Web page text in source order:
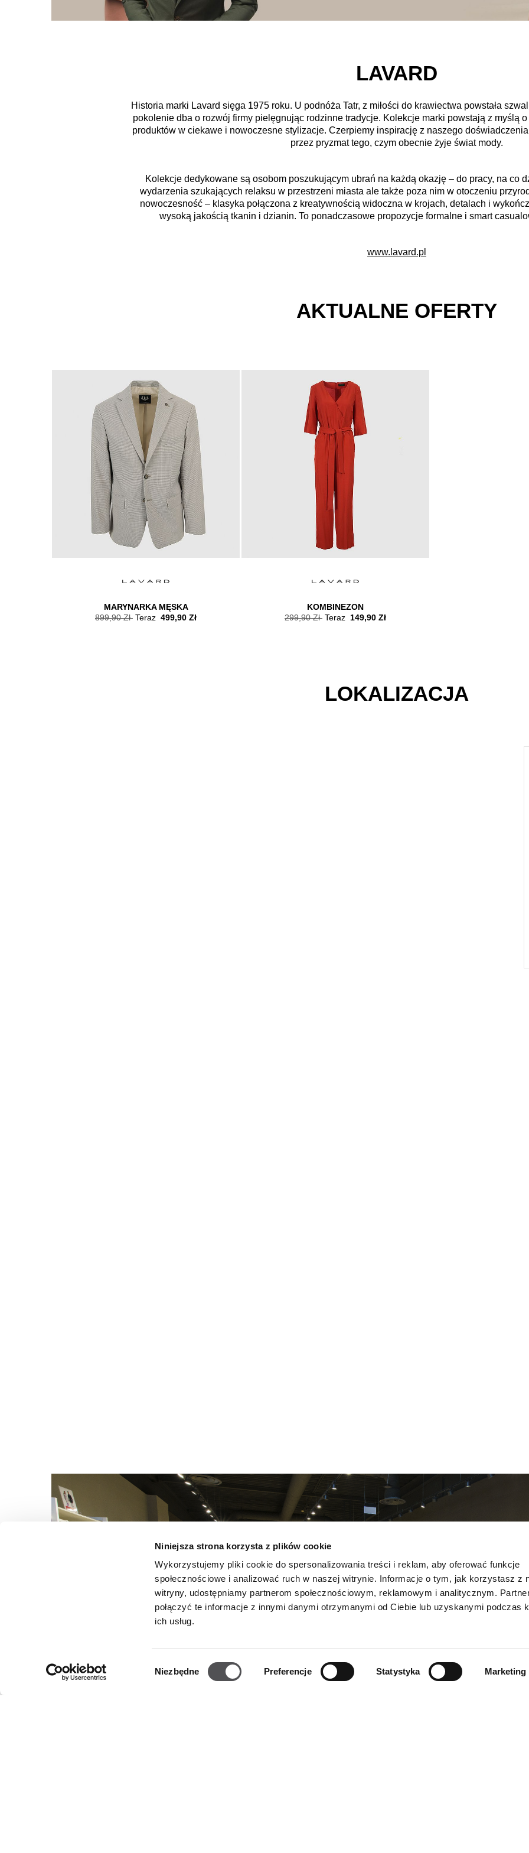
Niniejsza strona korzysta z plików cookie
Wykorzystujemy pliki cookie do spersonalizowania treści i reklam, aby oferować funkcje
społecznościowe i analizować ruch w naszej witrynie. Informacje o tym, jak korzystasz z
witryny, udostępniamy partnerom społecznościowym, reklamowym i analitycznym.
połączyć te informacje z innymi danymi otrzymanymi od Ciebie lub uzyskanymi podczas
ich usług.
Niezbędne Preferencje Statystyka Marketing
LAVARD
Historia marki Lavard sięga 1975 roku. U podnóża Tatr, z miłości do krawiectwa powstała
pokolenie dba o rozwój firmy pielęgnując rodzinne tradycje. Kolekcje marki powstają z myślą
produktów w ciekawe i nowoczesne stylizacje. Czerpiemy inspirację z naszego
przez pryzmat tego, czym obecnie żyje świat mody.
Kolekcje dedykowane są osobom poszukującym ubrań na każdą okazję – do pracy, na co
wydarzenia szukających relaksu w przestrzeni miasta ale także poza nim w otoczeniu
nowoczesność – klasyka połączona z kreatywnością widoczna w krojach, detalach i
wysoką jakością tkanin i dzianin. To ponadczasowe propozycje formalne i smart
www.lavard.pl
AKTUALNE OFERTY
MARYNARKA MĘSKA
899,90 Zł Teraz 499,90 Zł
KOMBINEZON
299,90 Zł Teraz 149,90 Zł
LOKALIZACJA